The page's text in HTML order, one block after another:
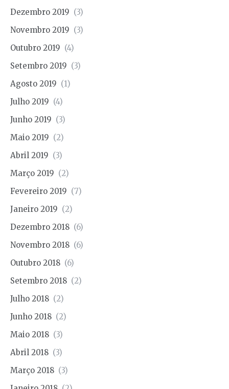
Dezembro 2019 (3)
Novembro 2019 (3)
Outubro 2019 (4)
Setembro 2019 (3)
Agosto 2019 (1)
Julho 2019 (4)
Junho 2019 (3)
Maio 2019 (2)
Abril 2019 (3)
Março 2019 (2)
Fevereiro 2019 (7)
Janeiro 2019 (2)
Dezembro 2018 (6)
Novembro 2018 (6)
Outubro 2018 (6)
Setembro 2018 (2)
Julho 2018 (2)
Junho 2018 (2)
Maio 2018 (3)
Abril 2018 (3)
Março 2018 (3)